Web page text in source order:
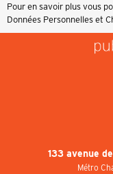
Pour en savoir plus vous
Données Personnelles et
133 avenue
Métro